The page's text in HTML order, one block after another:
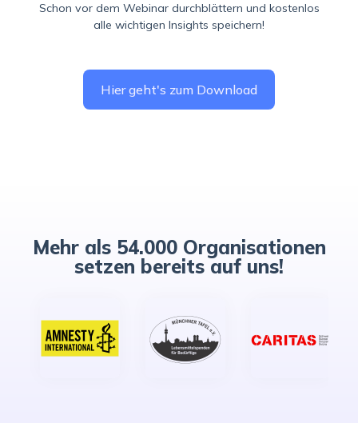
Schon vor dem Webinar durchblättern und kostenlos
alle wichtigen Insights speichern!
Hier geht's zum Download
Mehr als 54.000 Organisationen
setzen bereits auf uns!